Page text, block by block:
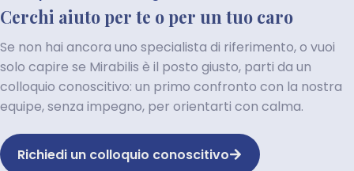
Cerchi aiuto per te o per un tuo caro
Se non hai ancora uno specialista di riferimento, o vuoi
solo capire se Mirabilis è il posto giusto, parti da un
colloquio conoscitivo: un primo confronto con la nostra
equipe, senza impegno, per orientarti con calma.
Richiedi un colloquio conoscitivo